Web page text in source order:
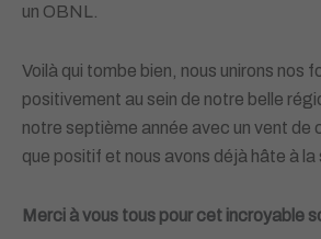
un OBNL.
Voilà qui tombe bien, nous unirons nos
positivement au sein de notre belle
notre septième année avec un vent de
que positif et nous avons déjà hâte à la
Merci à vous tous pour cet incroyable